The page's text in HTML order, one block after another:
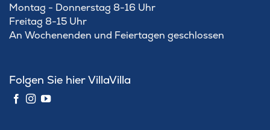
Montag - Donnerstag 8-16 Uhr
Freitag 8-15 Uhr
An Wochenenden und Feiertagen geschlossen
Folgen Sie hier VillaVilla